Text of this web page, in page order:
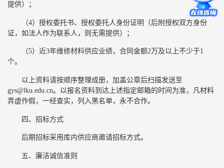
提供）；
（4）授权委托书、授权委托人身份证明（后附授权双方身份
证，如法人作为联系人，则无需提供）；
（5）近3年维修材料供应业绩，合同金额2万及以上不少于1
个。
以上资料请按顺序整理成册，加盖公章后扫描发送至
gys@lku.edu.cn。以报名资料到达上述指定邮箱的时间为准，凡材料
弄虚作假，一经查实，列入黑名单，永不合作。
四、招标方式
后期招标采用库内供应商邀请招标方式。
五、廉洁诚信准则